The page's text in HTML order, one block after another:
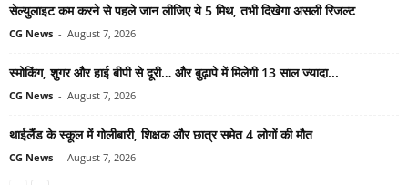
सेल्युलाइट कम करने से पहले जान लीजिए ये 5 मिथ, तभी दिखेगा असली रिजल्ट
CG News - August 7, 2026
स्मोकिंग, शुगर और हाई बीपी से दूरी… और बुढ़ापे में मिलेगी 13 साल ज्यादा...
CG News - August 7, 2026
थाईलैंड के स्कूल में गोलीबारी, शिक्षक और छात्र समेत 4 लोगों की मौत
CG News - August 7, 2026